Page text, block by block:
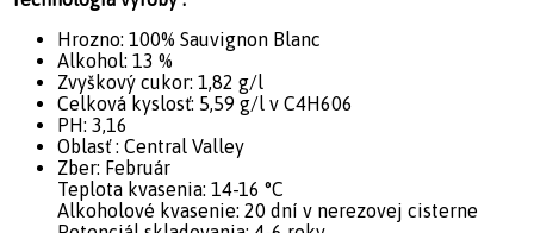
Hrozno: 100% Sauvignon Blanc
Alkohol: 13 %
Zvyškový cukor: 1,82 g/l
Celková kyslosť: 5,59 g/l v C4H606
PH: 3,16
Oblasť : Central Valley
Zber: Február
Teplota kvasenia: 14-16 °C
Alkoholové kvasenie: 20 dní v nerezovej cisterne